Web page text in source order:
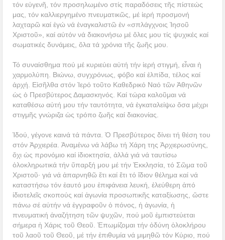
τόν εὐγενῆ, τόν προσηλωμένο στίς παραδόσεις τῆς πίστεώς
μας, τόν καλλιεργημένο πνευματικῶς, μέ ἱερή προσμονή
λαχταρῶ καί ἐγώ νά ἐναγκαλιστῶ ἐν «σπλάγχνοις Ἰησοῦ
Χριστοῦ», καί αὐτόν νά διακονήσω μέ ὅλες μου τίς ψυχικές καί
σωματικές δυνάμεις, ὅλα τά χρόνια τῆς ζωῆς μου.
Τό συναίσθημα πού μέ κυριεύει αὐτή τήν ἱερή στιγμή, εἶναι ἡ
χαρμολύπη. Βιώνω, συγχρόνως, φόβο καί ἐλπίδα, τέλος καί
ἀρχή. Εἰσῆλθα στόν Ἱερό τοῦτο Καθεδρικό Ναό τῶν Ἀθηνῶν
ὡς ὁ Πρεσβύτερος Δαμασκηνός. Καί τώρα καλοῦμαι νά
καταθέσω αὐτή μου τήν ταυτότητα, νά ἐγκαταλείψω ὅσα μέχρι
στιγμῆς γνώριζα ὡς τρόπο ζωῆς καί διακονίας.
Ἰδού, γέγονε καινά τά πάντα. Ὁ Πρεσβύτερος δίνει τή θέση του
στόν Ἀρχιερέα. Ἀναμένω νά λάβω τή Χάρη της Ἀρχιερωσύνης,
ὄχι ὡς προνόμιο καί ἰδιοκτησία, ἀλλά γιά νά ταυτίσω
ὁλοκληρωτικά τήν ὕπαρξή μου μέ τήν Ἐκκλησία, τό Σῶμα τοῦ
Χριστοῦ· γιά νά ἀπαρνηθῶ ἔτι καί ἔτι τό ἴδιον θέλημα καί νά
καταστήσω τόν ἑαυτό μου ἐπιφάνεια λευκή, ἐλεύθερη ἀπό
ἰδιοτελεῖς σκοπούς καί ἀγωνία προσωπικῆς καταξίωσης, ὥστε
πάνω σέ αὐτήν νά ἐγγραφοῦν ὁ πόνος, ἡ ἀγωνία, ἡ
πνευματική ἀναζήτηση τῶν ψυχῶν, πού μοῦ ἐμπιστεύεται
σήμερα ἡ Χάρις τοῦ Θεοῦ. Ἐπωμίζομαι τήν ὀδύνη ὁλοκλήρου
τοῦ λαοῦ τοῦ Θεοῦ, μέ τήν ἐπιθυμία νά μιμηθῶ τόν Κύριο, πού